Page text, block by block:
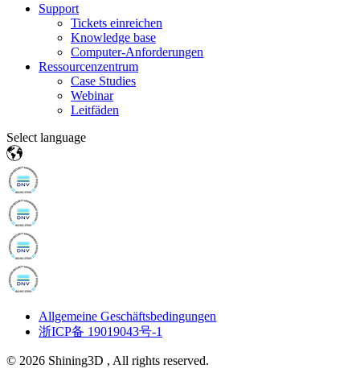
Support
Tickets einreichen
Knowledge base
Computer-Anforderungen
Ressourcenzentrum
Case Studies
Webinar
Leitfäden
Select language
Allgemeine Geschäftsbedingungen
浙ICP备 19019043号-1
© 2026 Shining3D , All rights reserved.